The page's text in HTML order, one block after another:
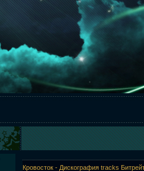
Кровосток - Дискография tracks